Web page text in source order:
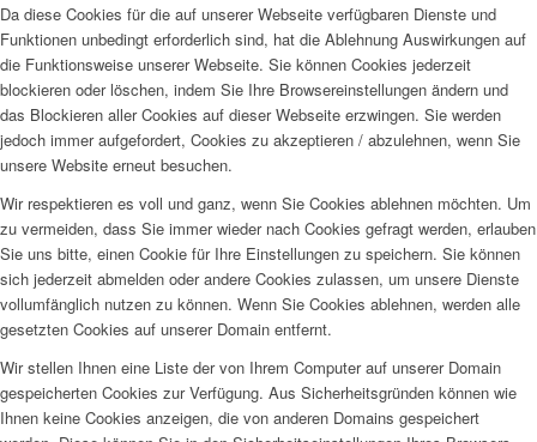
Da diese Cookies für die auf unserer Webseite verfügbaren Dienste und
Funktionen unbedingt erforderlich sind, hat die Ablehnung Auswirkungen auf
die Funktionsweise unserer Webseite. Sie können Cookies jederzeit
blockieren oder löschen, indem Sie Ihre Browsereinstellungen ändern und
das Blockieren aller Cookies auf dieser Webseite erzwingen. Sie werden
jedoch immer aufgefordert, Cookies zu akzeptieren / abzulehnen, wenn Sie
unsere Website erneut besuchen.
Wir respektieren es voll und ganz, wenn Sie Cookies ablehnen möchten. Um
zu vermeiden, dass Sie immer wieder nach Cookies gefragt werden, erlauben
Sie uns bitte, einen Cookie für Ihre Einstellungen zu speichern. Sie können
sich jederzeit abmelden oder andere Cookies zulassen, um unsere Dienste
vollumfänglich nutzen zu können. Wenn Sie Cookies ablehnen, werden alle
gesetzten Cookies auf unserer Domain entfernt.
Wir stellen Ihnen eine Liste der von Ihrem Computer auf unserer Domain
gespeicherten Cookies zur Verfügung. Aus Sicherheitsgründen können wie
Ihnen keine Cookies anzeigen, die von anderen Domains gespeichert